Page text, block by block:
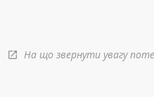
open_in_new На що звернути увагу